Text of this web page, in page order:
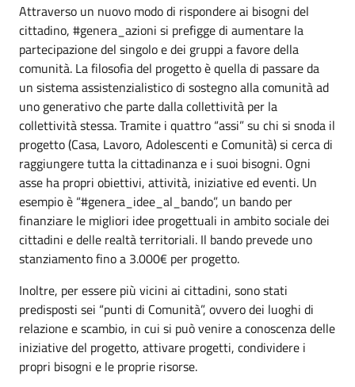
Attraverso un nuovo modo di rispondere ai bisogni del
cittadino, #genera_azioni si prefigge di aumentare la
partecipazione del singolo e dei gruppi a favore della
comunità. La filosofia del progetto è quella di passare da
un sistema assistenzialistico di sostegno alla comunità ad
uno generativo che parte dalla collettività per la
collettività stessa. Tramite i quattro “assi” su chi si snoda il
progetto (Casa, Lavoro, Adolescenti e Comunità) si cerca di
raggiungere tutta la cittadinanza e i suoi bisogni. Ogni
asse ha propri obiettivi, attività, iniziative ed eventi. Un
esempio è “#genera_idee_al_bando”, un bando per
finanziare le migliori idee progettuali in ambito sociale dei
cittadini e delle realtà territoriali. Il bando prevede uno
stanziamento fino a 3.000€ per progetto.
Inoltre, per essere più vicini ai cittadini, sono stati
predisposti sei “punti di Comunità”, ovvero dei luoghi di
relazione e scambio, in cui si può venire a conoscenza delle
iniziative del progetto, attivare progetti, condividere i
propri bisogni e le proprie risorse.